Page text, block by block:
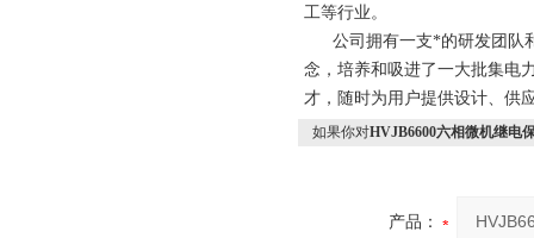
工等行业。
公司拥有一支*的研发团队和
念，培养和吸进了一大批集电
才，随时为用户提供设计、供
如果你对HVJB6600六相微机继电
产品：